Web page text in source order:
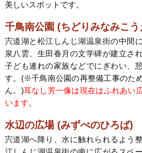
美しいスポットです。
千鳥南公園 (ちどりみなみこう
宍道湖と松江しんじ湖温泉街の中間
泉八雲、生田春月の文学碑が建立さ
子ども連れの家族などでにぎわい、
す。(※千鳥南公園の再整備工事のた
ん。)耳なし芳一像は現在はふれあい
います。
水辺の広場 (みずべのひろば)
宍道湖へ降り、水に触れられるよう